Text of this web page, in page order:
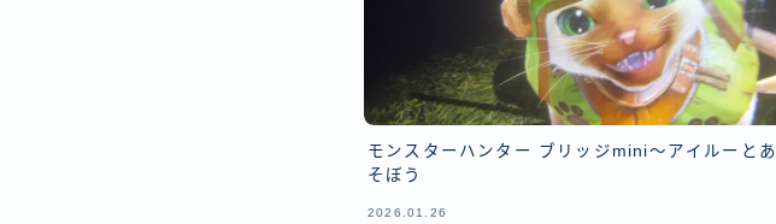
モンスターハンター ブリッジmini～アイルーとあ
そぼう
2026.01.26